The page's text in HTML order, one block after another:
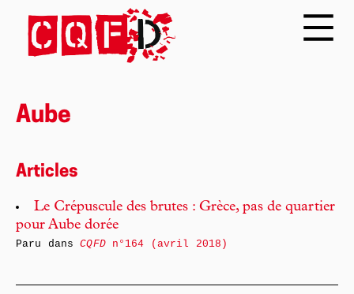
Aube
Articles
Le Crépuscule des brutes : Grèce, pas de quartier
pour Aube dorée
Paru dansCQFDn°164 (avril 2018)